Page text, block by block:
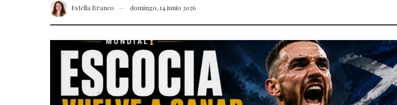
Estella Branco domingo, 14 junio 2026